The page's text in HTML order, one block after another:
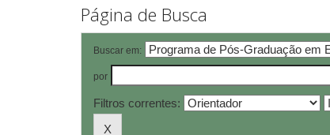
Página de Busca
Buscar em:
por
Filtros correntes: